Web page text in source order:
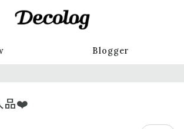
Blogger
品❤️